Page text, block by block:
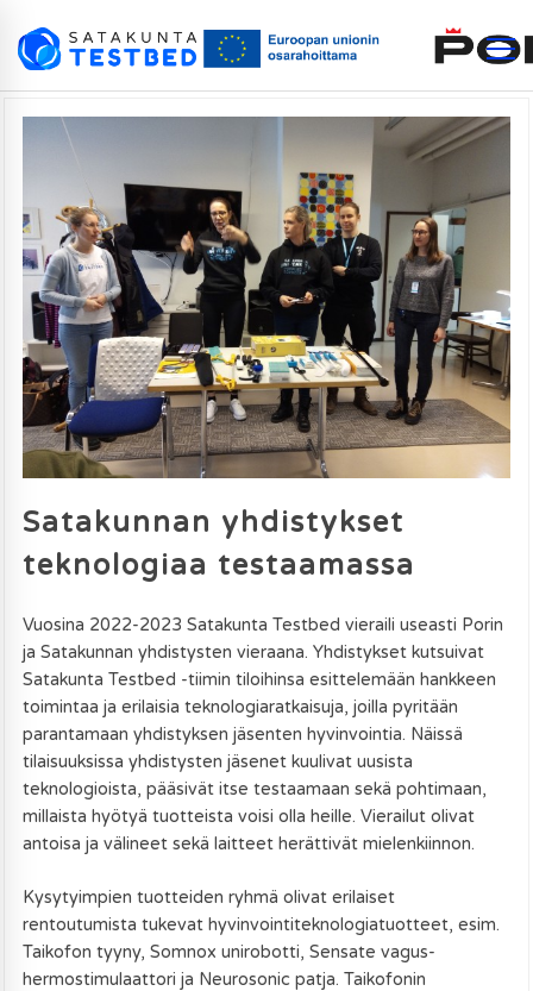
Satakunnan yhdistykset
teknologiaa testaamassa
Vuosina 2022-2023 Satakunta Testbed vieraili useasti Porin
ja Satakunnan yhdistysten vieraana. Yhdistykset kutsuivat
Satakunta Testbed -tiimin tiloihinsa esittelemään hankkeen
toimintaa ja erilaisia teknologiaratkaisuja, joilla pyritään
parantamaan yhdistyksen jäsenten hyvinvointia. Näissä
tilaisuuksissa yhdistysten jäsenet kuulivat uusista
teknologioista, pääsivät itse testaamaan sekä pohtimaan,
millaista hyötyä tuotteista voisi olla heille. Vierailut olivat
antoisa ja välineet sekä laitteet herättivät mielenkiinnon.
Kysytyimpien tuotteiden ryhmä olivat erilaiset
rentoutumista tukevat hyvinvointiteknologiatuotteet, esim.
Taikofon tyyny, Somnox unirobotti, Sensate vagus-
hermostimulaattori ja Neurosonic patja. Taikofonin